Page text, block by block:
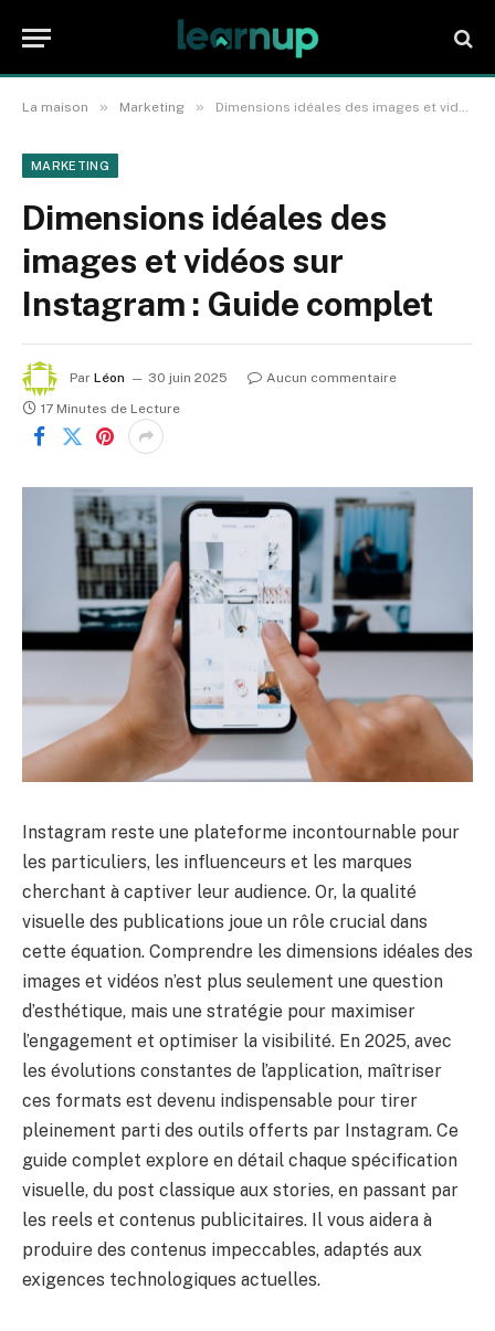
La maison » Marketing » Dimensions idéales des images et vidéos sur Instagram : Guide complet
MARKETING
Dimensions idéales des
images et vidéos sur
Instagram : Guide complet
Par Léon 30 juin 2025
Aucun commentaire
17 Minutes de Lecture
Instagram reste une plateforme incontournable pour
les particuliers, les influenceurs et les marques
cherchant à captiver leur audience. Or, la qualité
visuelle des publications joue un rôle crucial dans
cette équation. Comprendre les dimensions idéales des
images et vidéos n’est plus seulement une question
d’esthétique, mais une stratégie pour maximiser
l’engagement et optimiser la visibilité. En 2025, avec
les évolutions constantes de l’application, maîtriser
ces formats est devenu indispensable pour tirer
pleinement parti des outils offerts par Instagram. Ce
guide complet explore en détail chaque spécification
visuelle, du post classique aux stories, en passant par
les reels et contenus publicitaires. Il vous aidera à
produire des contenus impeccables, adaptés aux
exigences technologiques actuelles.